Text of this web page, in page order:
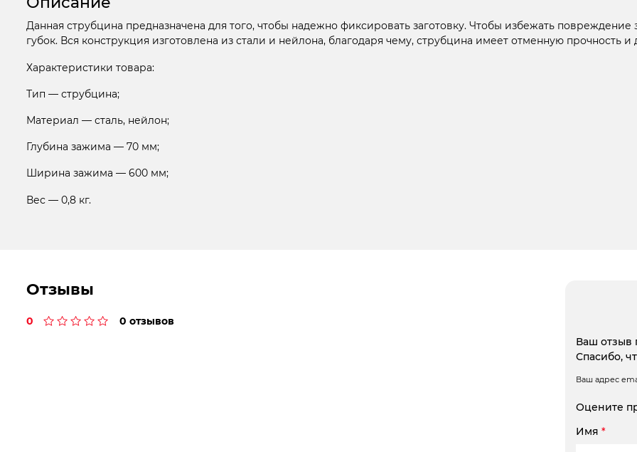
Данная струбцина предназначена для того, чтобы надежно фиксировать заготовку. Чтобы избежать
губок. Вся конструкция изготовлена из стали и нейлона, благодаря чему, струбцина имеет отменную прочность и
Характеристики товара:
Тип — струбцина;
Материал — сталь, нейлон;
Глубина зажима — 70 мм;
Ширина зажима — 600 мм;
Вес — 0,8 кг.
Отзывы
0
0 отзывов
Ваш отзыв
Спасибо,
Ваш адрес
Оцените
Имя *